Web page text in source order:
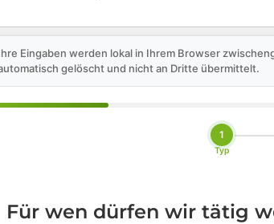
Eingaben werden lokal in Ihrem Browser
gelöscht und nicht an Dritte übermittelt.
1
Typ
Für wen dürfen wir tätig